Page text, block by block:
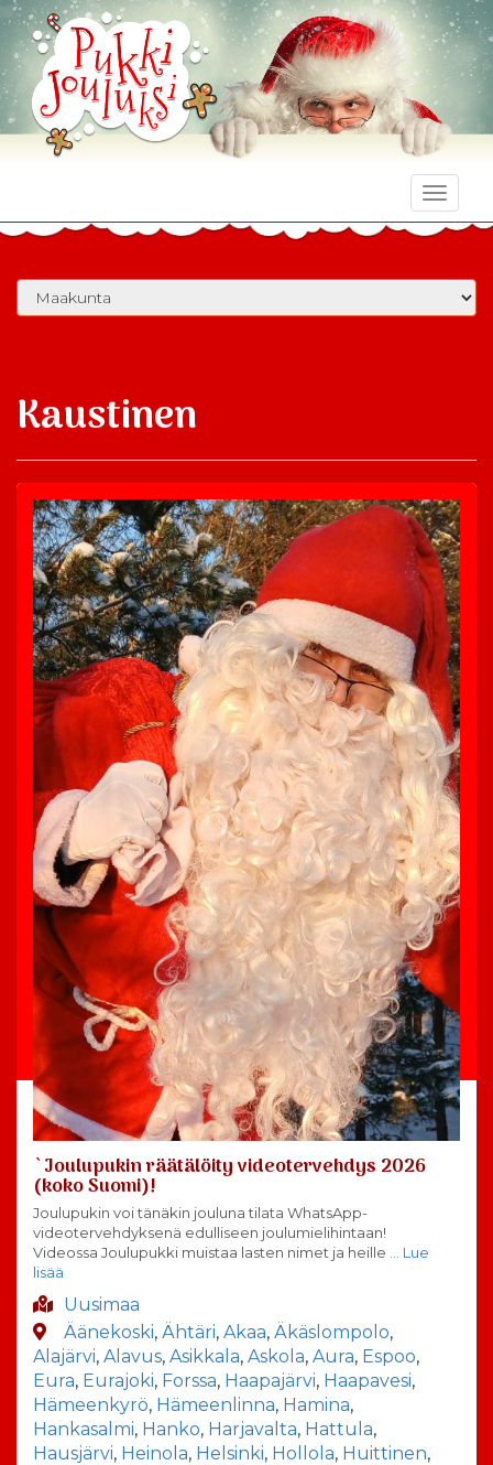
Toggle
Kaustinen
`Joulupukin räätälöity videotervehdys 2026
(koko Suomi)!
Joulupukin voi tänäkin jouluna tilata WhatsApp-
videotervehdyksenä edulliseen joulumielihintaan!
Videossa Joulupukki muistaa lasten nimet ja heille … Lue
lisää
Uusimaa
Äänekoski, Ähtäri, Akaa, Äkäslompolo,
Alajärvi, Alavus, Asikkala, Askola, Aura, Espoo,
Eura, Eurajoki, Forssa, Haapajärvi, Haapavesi,
Hämeenkyrö, Hämeenlinna, Hamina,
Hankasalmi, Hanko, Harjavalta, Hattula,
Hausjärvi, Heinola, Helsinki, Hollola, Huittinen,